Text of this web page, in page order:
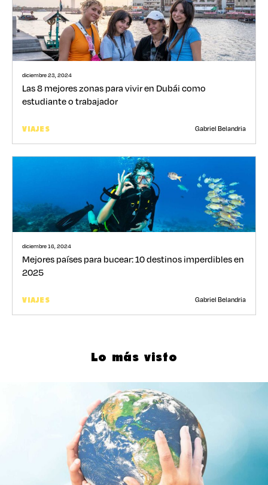
diciembre 23, 2024
Las 8 mejores zonas para vivir en Dubái como
estudiante o trabajador
VIAJES Gabriel Belandria
diciembre 16, 2024
Mejores países para bucear: 10 destinos imperdibles en
2025
VIAJES Gabriel Belandria
Lo más visto